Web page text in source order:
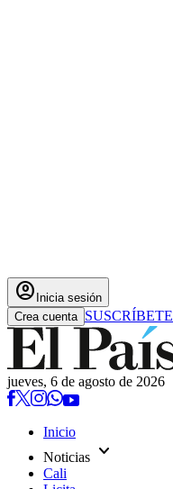
account_circle Inicia sesión
Crea cuenta SUSCRÍBETE
jueves, 6 de agosto de 2026
Inicio
Noticias expand_more
Cali